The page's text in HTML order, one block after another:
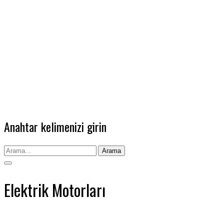
Anahtar kelimenizi girin
Arama
Elektrik Motorları